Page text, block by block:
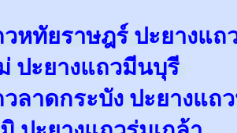
วหทัยราษฎร์ ปะยางแถ
ปะยางแถวมีนบุรี
ลาดกระบัง ปะยางแถว